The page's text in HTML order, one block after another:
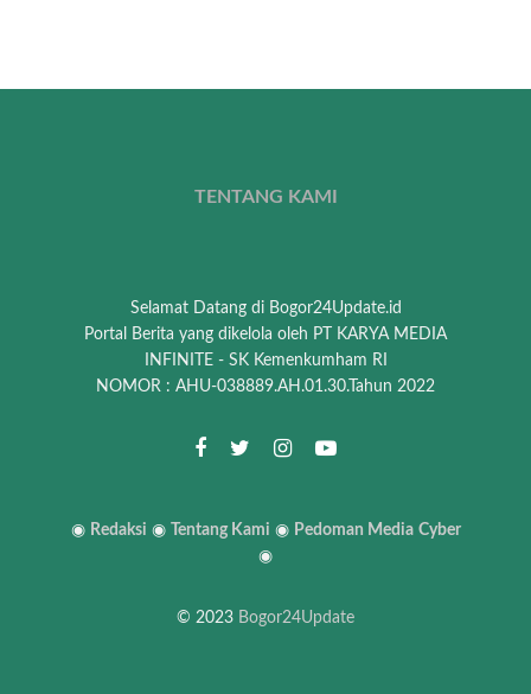
TENTANG KAMI
Selamat Datang di Bogor24Update.id
Portal Berita yang dikelola oleh PT KARYA MEDIA
INFINITE - SK Kemenkumham RI
NOMOR : AHU-038889.AH.01.30.Tahun 2022
◉ Redaksi ◉ Tentang Kami ◉ Pedoman Media Cyber
◉
© 2023 Bogor24Update